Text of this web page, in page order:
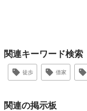
関連キーワード検索
徒歩 借家
関連の掲示板